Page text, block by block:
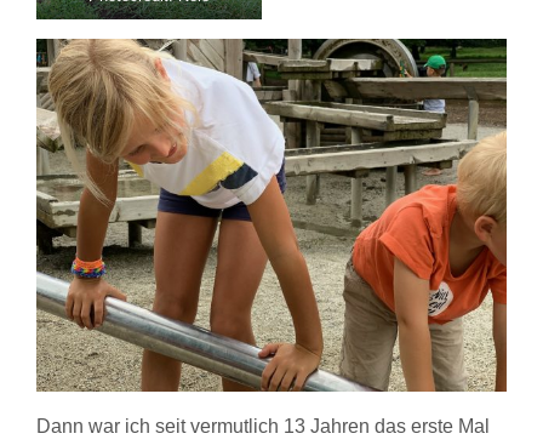
Dann war ich seit vermutlich 13 Jahren das erste Mal